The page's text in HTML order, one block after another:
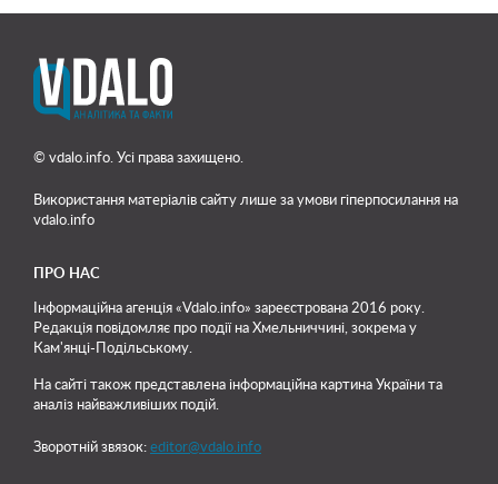
© vdalo.info. Усі права захищено.
Використання матеріалів сайту лише за умови гіперпосилання на
vdalo.info
ПРО НАС
Інформаційна агенція «Vdalo.info» зареєстрована 2016 року.
Редакція повідомляє про події на Хмельниччині, зокрема у
Кам'янці-Подільському.
На сайті також представлена інформаційна картина України та
аналіз найважливіших подій.
Зворотній звязок: editor@vdalo.info